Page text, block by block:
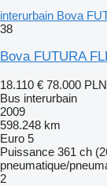
interurbain Bova
38
Bova FUTURA
18.110 € 78.000 PLN
Bus interurbain
2009
598.248 km
Euro 5
Puissance 361 ch
pneumatique/
2